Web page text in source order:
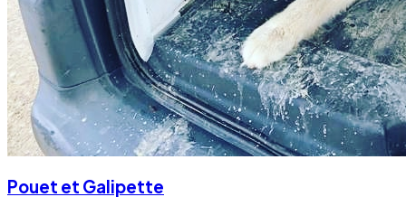
Pouet et Galipette